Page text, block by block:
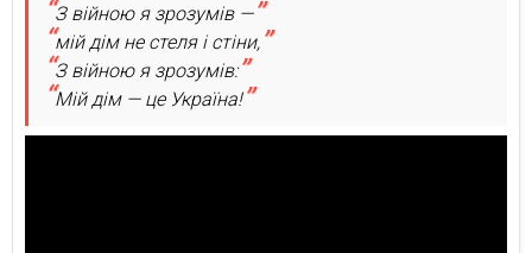
З війною я зрозумів —
мій дім не стеля і стіни,
З війною я зрозумів:
Мій дім — це Україна!